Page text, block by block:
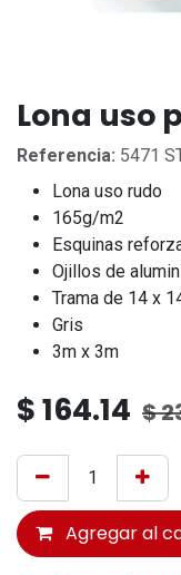
Lona uso
Referencia: 5471
Lona uso rudo
165g/m2
Esquinas
Ojillos de
Trama de 14 x
Gris
3m x 3m
$164.14 $
Agregar al